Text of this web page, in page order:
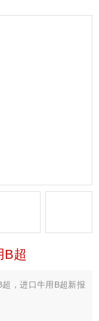
B超
，进口牛用B超新报